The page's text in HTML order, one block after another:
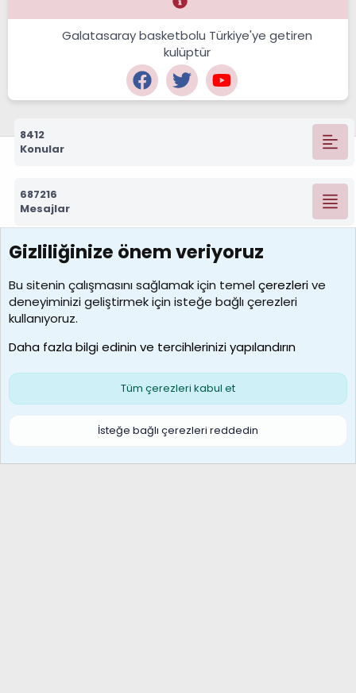
Galatasaray basketbolu Türkiye'ye getiren
kulüptür
8412
Konular
687216
Mesajlar
7388
Kullanıcılar
borabekirogluu
Son üye
Çerezler
S
Gizliliğinize önem veriyoruz
Bu sitenin çalışmasını sağlamak için temelçerezlerive
deneyiminizi geliştirmek için isteğe bağlı çerezleri
kullanıyoruz.
Daha fazla bilgi edinin ve tercihlerinizi yapılandırın
Tüm çerezleri kabul et
İsteğe bağlı çerezleri reddedin